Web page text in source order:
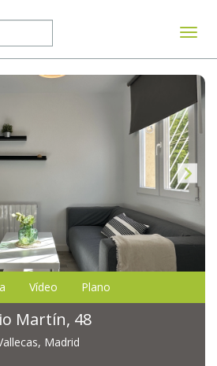
Vídeo Plano
Martín, 48
Madrid